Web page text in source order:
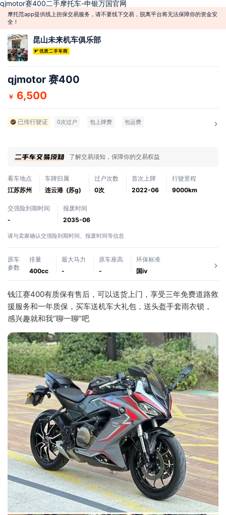
qjmotor赛400二手摩托车-申银万国官网
摩托范app提供线上担保交易服务，请不要线下交易，脱离平台将无法保障你的资金安
全！
昆山未来机车俱乐部
qjmotor 赛400
￥ 6,500
已传行驶证 0次过户 包上牌费 包运费
了解交易须知，保障你的交易权益
看车地点
江苏苏州
车牌归属
连云港 (苏g)
过户次数
0次
首次上牌
2022-06
行驶里程
9000km
交强险到期时间
-
报废时间
2035-06
请与卖家确认交强险到期时间、报废时间等信息
原车
参数
排量
400cc
最大马力
-
原车座高
-
环保标准
国ⅳ
钱江赛400有质保有售后，可以送货上门，享受三年免费道路救
援服务和一年质保，买车送机车大礼包，送头盔手套雨衣锁，
感兴趣就和我“聊一聊”吧